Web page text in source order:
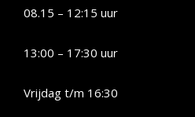
08.15 – 12:15 uur
13:00 – 17:30 uur
Vrijdag t/m 16:30